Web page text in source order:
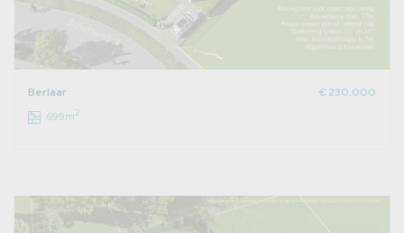
Berlaar
€ 230.000
699m2